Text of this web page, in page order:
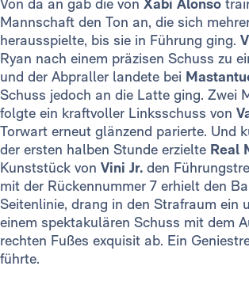
Von da an gab die von Xabi Alonso
Mannschaft den Ton an, die sich
herausspielte, bis sie in Führung ging.
Ryan nach einem präzisen Schuss zu
und der Abpraller landete bei
Schuss jedoch an die Latte ging. Zwei
folgte ein kraftvoller Linksschuss von
Torwart erneut glänzend parierte. Und
der ersten halben Stunde erzielte Real
Kunststück von Vini Jr. den
mit der Rückennummer 7 erhielt den
Seitenlinie, drang in den Strafraum ein
einem spektakulären Schuss mit dem
rechten Fußes exquisit ab. Ein
führte.